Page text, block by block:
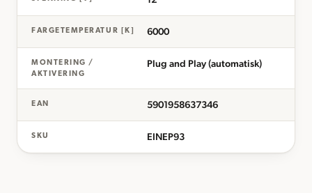
FARGETEMPERATUR [K] 6000
MONTERING /
AKTIVERING
Plug and Play (automatisk)
EAN 5901958637346
SKU EINEP93